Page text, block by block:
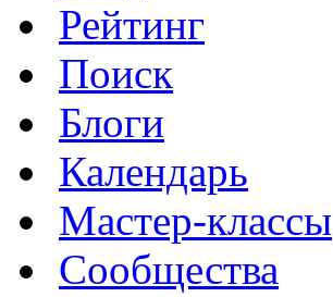
Рейтинг
Поиск
Блоги
Календарь
Мастер-классы
Сообщества